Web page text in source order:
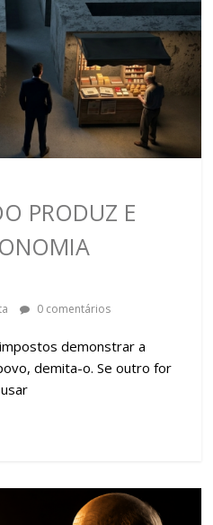
PRODUZ E
0 comentários
demonstrar a
demita-o. Se outro for